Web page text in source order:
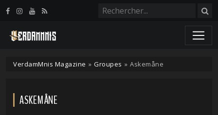
VerdamMnis Magazine » Groupes » Askemåne
ASKEMÅNE
Panneau de gestion des cookies